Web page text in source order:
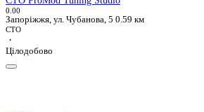
0.00
Запоріжжя, ул. Чубанова, 5 0.59 км
СТО
·
Цілодобово